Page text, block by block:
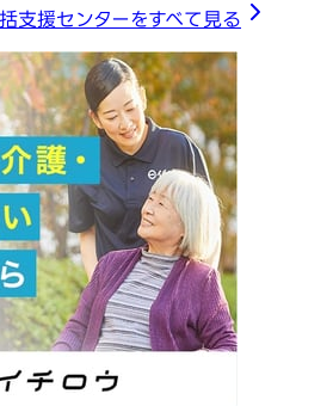
支援センターをすべて見る